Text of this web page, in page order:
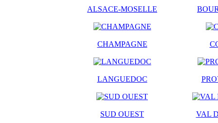
ALSACE-MOSELLE
CHAMPAGNE
LANGUEDOC
SUD OUEST VAL